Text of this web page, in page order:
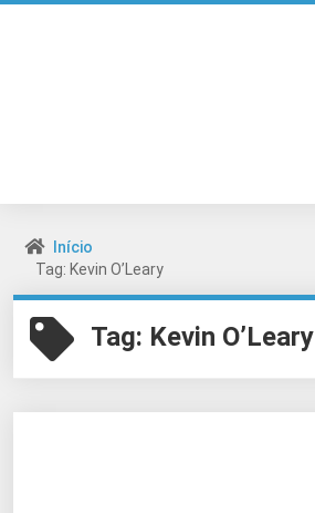
Início
Tag: Kevin O’Leary
Tag: Kevin O’Leary